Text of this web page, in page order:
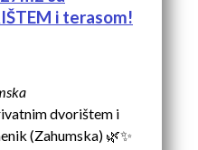
i terasom!
dvorištem i
(Zahumska) 🌿✨